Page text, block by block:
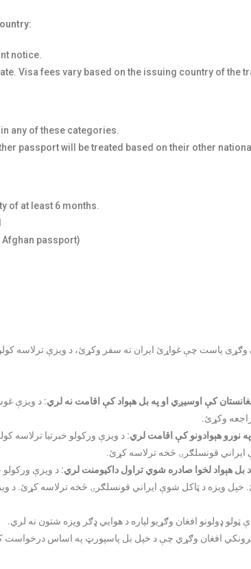
notice.
Visa fees vary based on the issuing country of the
any of these categories.
passport will be treated based on their other
of at least 6 months.
passport)
وګړی یاست چې غواړئ ايران ته سفر وکړئ، د ویزې ترلاسه
کې اوسیږي او په بل هېواد کې اقامت نه لري: د ویزې
وکړئ.
نورو هېوادونو کې اقامت لري: د ویزې ورکولو خبرتيا ترلاسه
ايراني قونسلګرۍ څخه ترلاسه کړئ.
بل هېواد لخوا صادره شوي تراول داکیومنت لري: د ویزې ورکولو
ویزه د ټاکل شوې ايراني قونسلګرۍ څخه ترلاسه کړئ. د
ټولو ډولونو افغان وګړيو لپاره د هوايي ډګر ویزه شتون نه لري.
لرونکي افغان وګړي چې د خپل بل پاسپورټ په اساس درخواست